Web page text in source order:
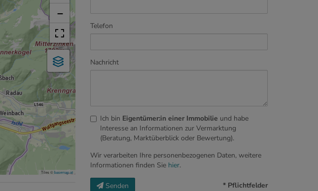
−
Tiles ©basemap.at
Telefon
Nachricht
Ich bin Eigentümer:in einer Immobilie und habe
Interesse an Informationen zur Vermarktung
(Beratung, Marktüberblick oder Bewertung).
Wir verarbeiten Ihre personenbezogenen Daten, weitere
Informationen finden Sie hier.
Senden * Pflichtfelder